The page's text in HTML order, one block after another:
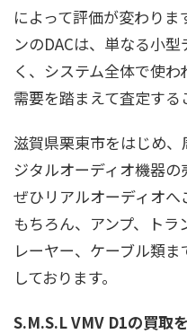
によって評価が変わりま
ンのDACは、単なる小
く、システム全体で使
需要を踏まえて査定する
滋賀県栗東市をはじめ、
ジタルオーディオ機器の
ぜひリアルオーディオ
もちろん、アンプ、ト
レーヤー、ケーブル類
しております。
S.M.S.L VMV D1の買取